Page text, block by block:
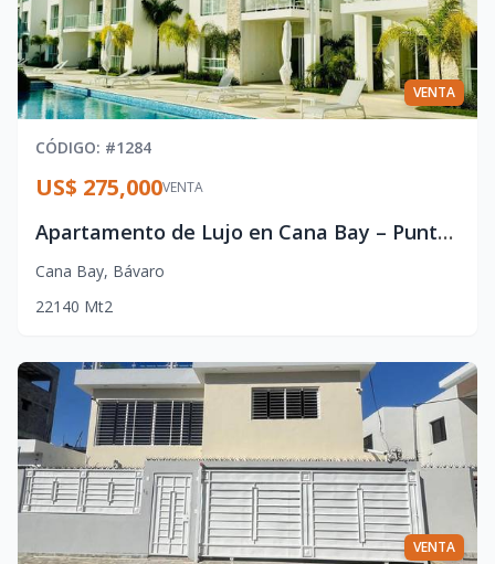
VENTA
CÓDIGO: #1284
VENTA
US$ 275,000
Apartamento de Lujo en Cana Bay – Punta Cana con Vista al Golf
Cana Bay, Bávaro
22140 Mt2
VENTA